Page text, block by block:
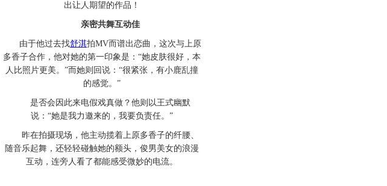
出让人期望的作品！
亲密共舞互动佳
由于他过去找舒淇拍MV而谱出恋曲，这次与上原
多香子合作，他对她的第一印象是：“她皮肤很好，本
人比照片更美。”而她则回说：“很紧张，有小鹿乱撞
的感觉。”
是否会因此来电假戏真做？他则以王式幽默
说：“她是我力邀来的，我要负责任。”
昨在拍摄现场，他主动揽着上原多香子的纤腰、
随音乐起舞，还轻轻碰触她的额头，俊男美女的浪漫
互动，连旁人看了都能感受微妙的电流。